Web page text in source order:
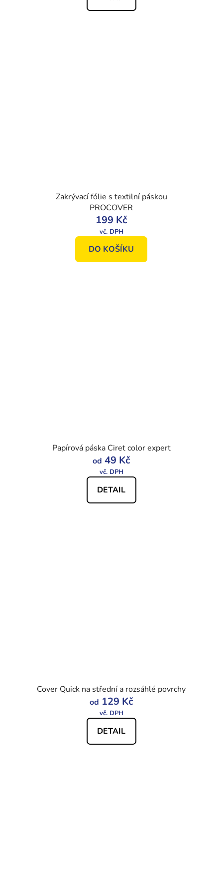
Zakrývací fólie s textilní páskou
PROCOVER
199 Kč
DO KOŠÍKU
Papírová páska Ciret color expert
od 49 Kč
DETAIL
Cover Quick na střední a rozsáhlé povrchy
od 129 Kč
DETAIL